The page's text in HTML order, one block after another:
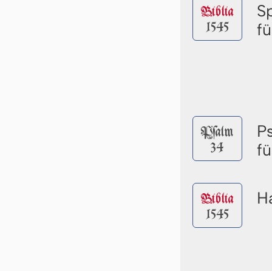
Biblia
1545
Pſalm
34
Biblia
1545